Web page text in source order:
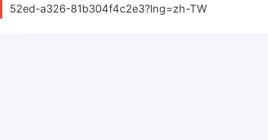
52ed-a326-81b304f4c2e3?lng=zh-TW